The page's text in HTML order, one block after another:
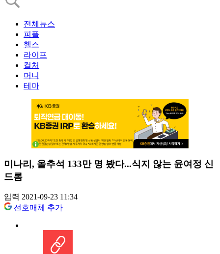
전체뉴스
피플
헬스
라이프
컬처
머니
테마
미나리, 올추석 133만 명 봤다...식지 않는 윤여정 신
드롬
입력 2021-09-23 11:34
선호매체 추가